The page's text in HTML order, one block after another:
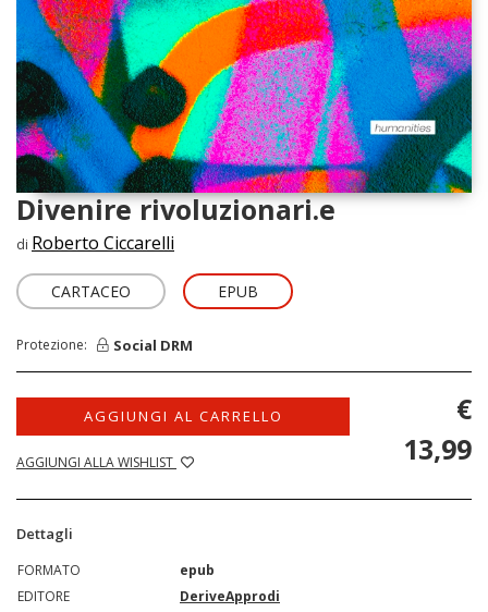
Divenire rivoluzionari.e
di Roberto Ciccarelli
CARTACEO EPUB
Protezione: Social DRM
AGGIUNGI AL CARRELLO
AGGIUNGI ALLA WISHLIST
€
13,99
Dettagli
FORMATO
epub
EDITORE
DeriveApprodi